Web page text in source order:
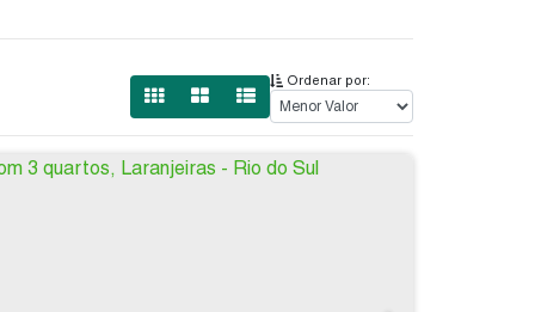
Ordenar por: